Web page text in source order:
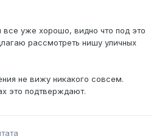
все уже хорошо, видно что под это
рассмотреть нишу уличных
не вижу никакого совсем.
это подтверждают.